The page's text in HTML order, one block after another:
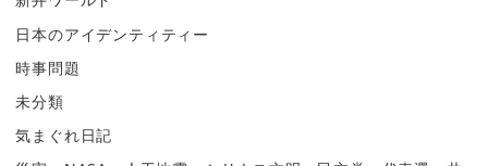
日本のアイデンティティー
時事問題
未分類
気まぐれ日記